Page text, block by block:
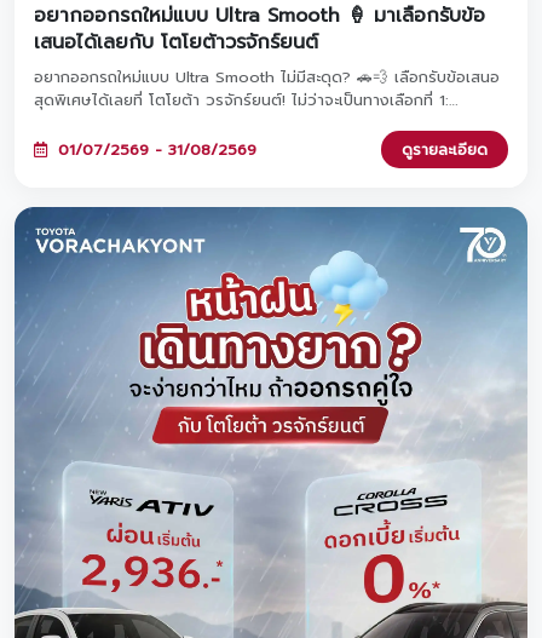
อยากออกรถใหม่แบบ Ultra Smooth 🍦 มาเลือกรับข้อ
เสนอได้เลยกับ โตโยต้าวรจักร์ยนต์
อยากออกรถใหม่แบบ Ultra Smooth ไม่มีสะดุด? 🚗💨 เลือกรับข้อเสนอ
สุดพิเศษได้เลยที่ โตโยต้า วรจักร์ยนต์! ไม่ว่าจะเป็นทางเลือกที่ 1:
บาท* ทั้งสองทางเลือกมาพร้อมฟรีประกันภัยชั้น 1 Toyota Care PHYD!
พิเศษยิ่งขึ้นเมื่อจองวันนี้ รับสิทธิ์ร่วมแคมเปญ 'TOYOTA ฟูลฟิล ดีลสุด
ตั้งแต่วันนี้ - 31 ส.ค. 2569 นี้เท่านั้นนะครับ ✨
01/07/2569 - 31/08/2569 ดูรายละเอียด